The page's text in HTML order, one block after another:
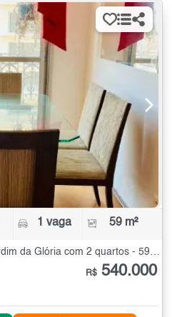
1 vaga 59 m²
Apartamento à Venda no Jardim da Glória com 2 quartos - 59 m²
R$ 540.000